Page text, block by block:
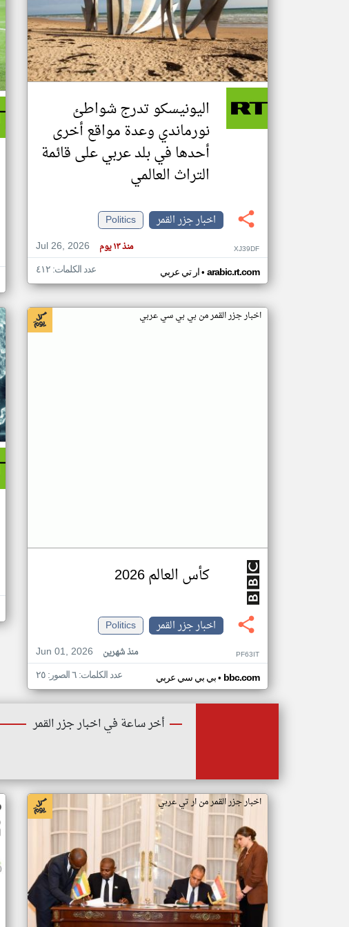
اليونيسكو تدرج شواطئ
نورماندي وعدة مواقع أخرى
أحدها في بلد عربي على قائمة
التراث العالمي
اخبار جزر القمر
Politics
Jul 26, 2026
منذ ١٣ يوم XJ39DF
ار تي عربي• arabic.rt.com عدد الكلمات: ٤١٢
اخبار جزر القمر من بي بي سي عربي
كأس العالم 2026
اخبار جزر القمر
Politics
Jun 01, 2026
منذ شهرين PF63IT
بي بي سي عربي• bbc.com عدد الكلمات: ٦ الصور: ٢٥
أخر ساعة في اخبار جزر القمر
اخبار جزر القمر من ار تي عربي